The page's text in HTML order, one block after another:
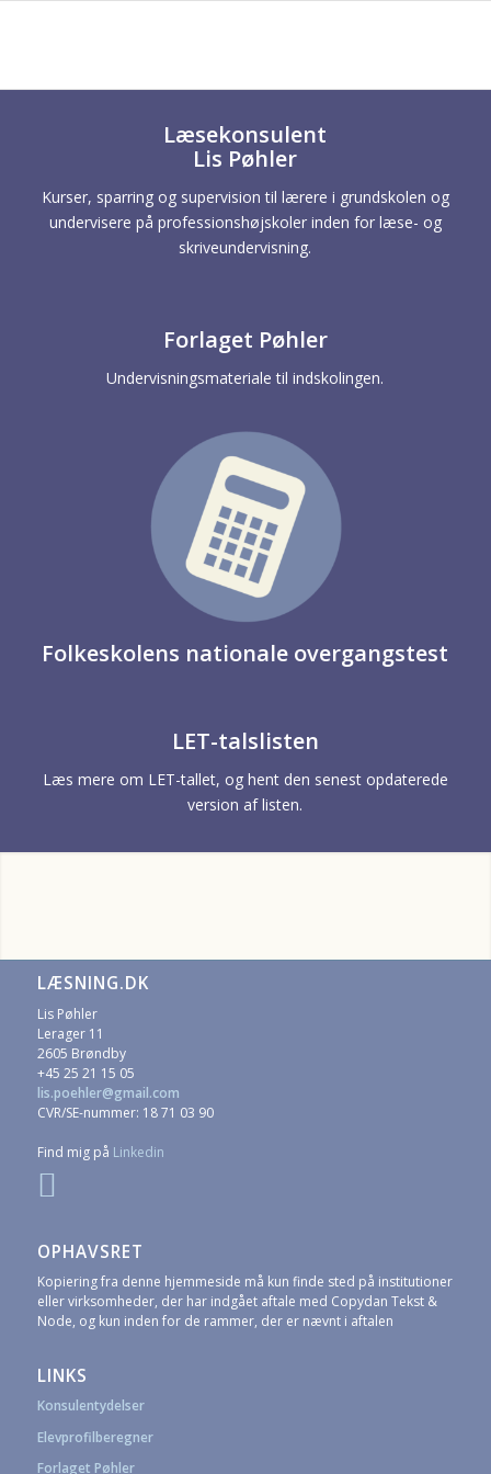
Læsekonsulent
Lis Pøhler
Kurser, sparring og supervision til lærere i grundskolen og
undervisere på professionshøjskoler inden for læse- og
skriveundervisning.
Forlaget Pøhler
Undervisningsmateriale til indskolingen.
Folkeskolens nationale overgangstest
LET-talslisten
Læs mere om LET-tallet, og hent den senest opdaterede
version af listen.
LÆSNING.DK
Lis Pøhler
Lerager 11
2605 Brøndby
+45 25 21 15 05
lis.poehler@gmail.com
CVR/SE-nummer: 18 71 03 90
Find mig på Linkedin
OPHAVSRET
Kopiering fra denne hjemmeside må kun finde sted på institutioner
eller virksomheder, der har indgået aftale med Copydan Tekst &
Node, og kun inden for de rammer, der er nævnt i aftalen
LINKS
Konsulentydelser
Elevprofilberegner
Forlaget Pøhler